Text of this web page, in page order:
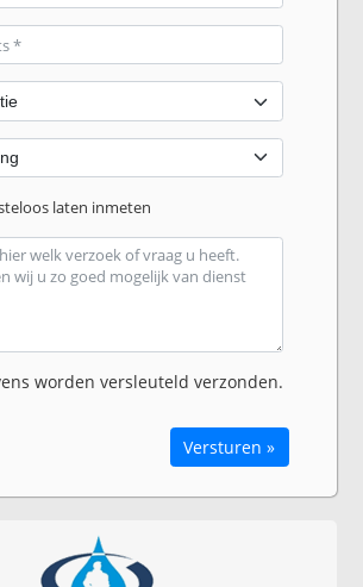
laten inmeten
worden versleuteld verzonden.
Versturen »